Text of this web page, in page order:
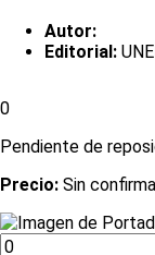
Autor:
Editorial:
0
Pendiente de
Precio: Sin